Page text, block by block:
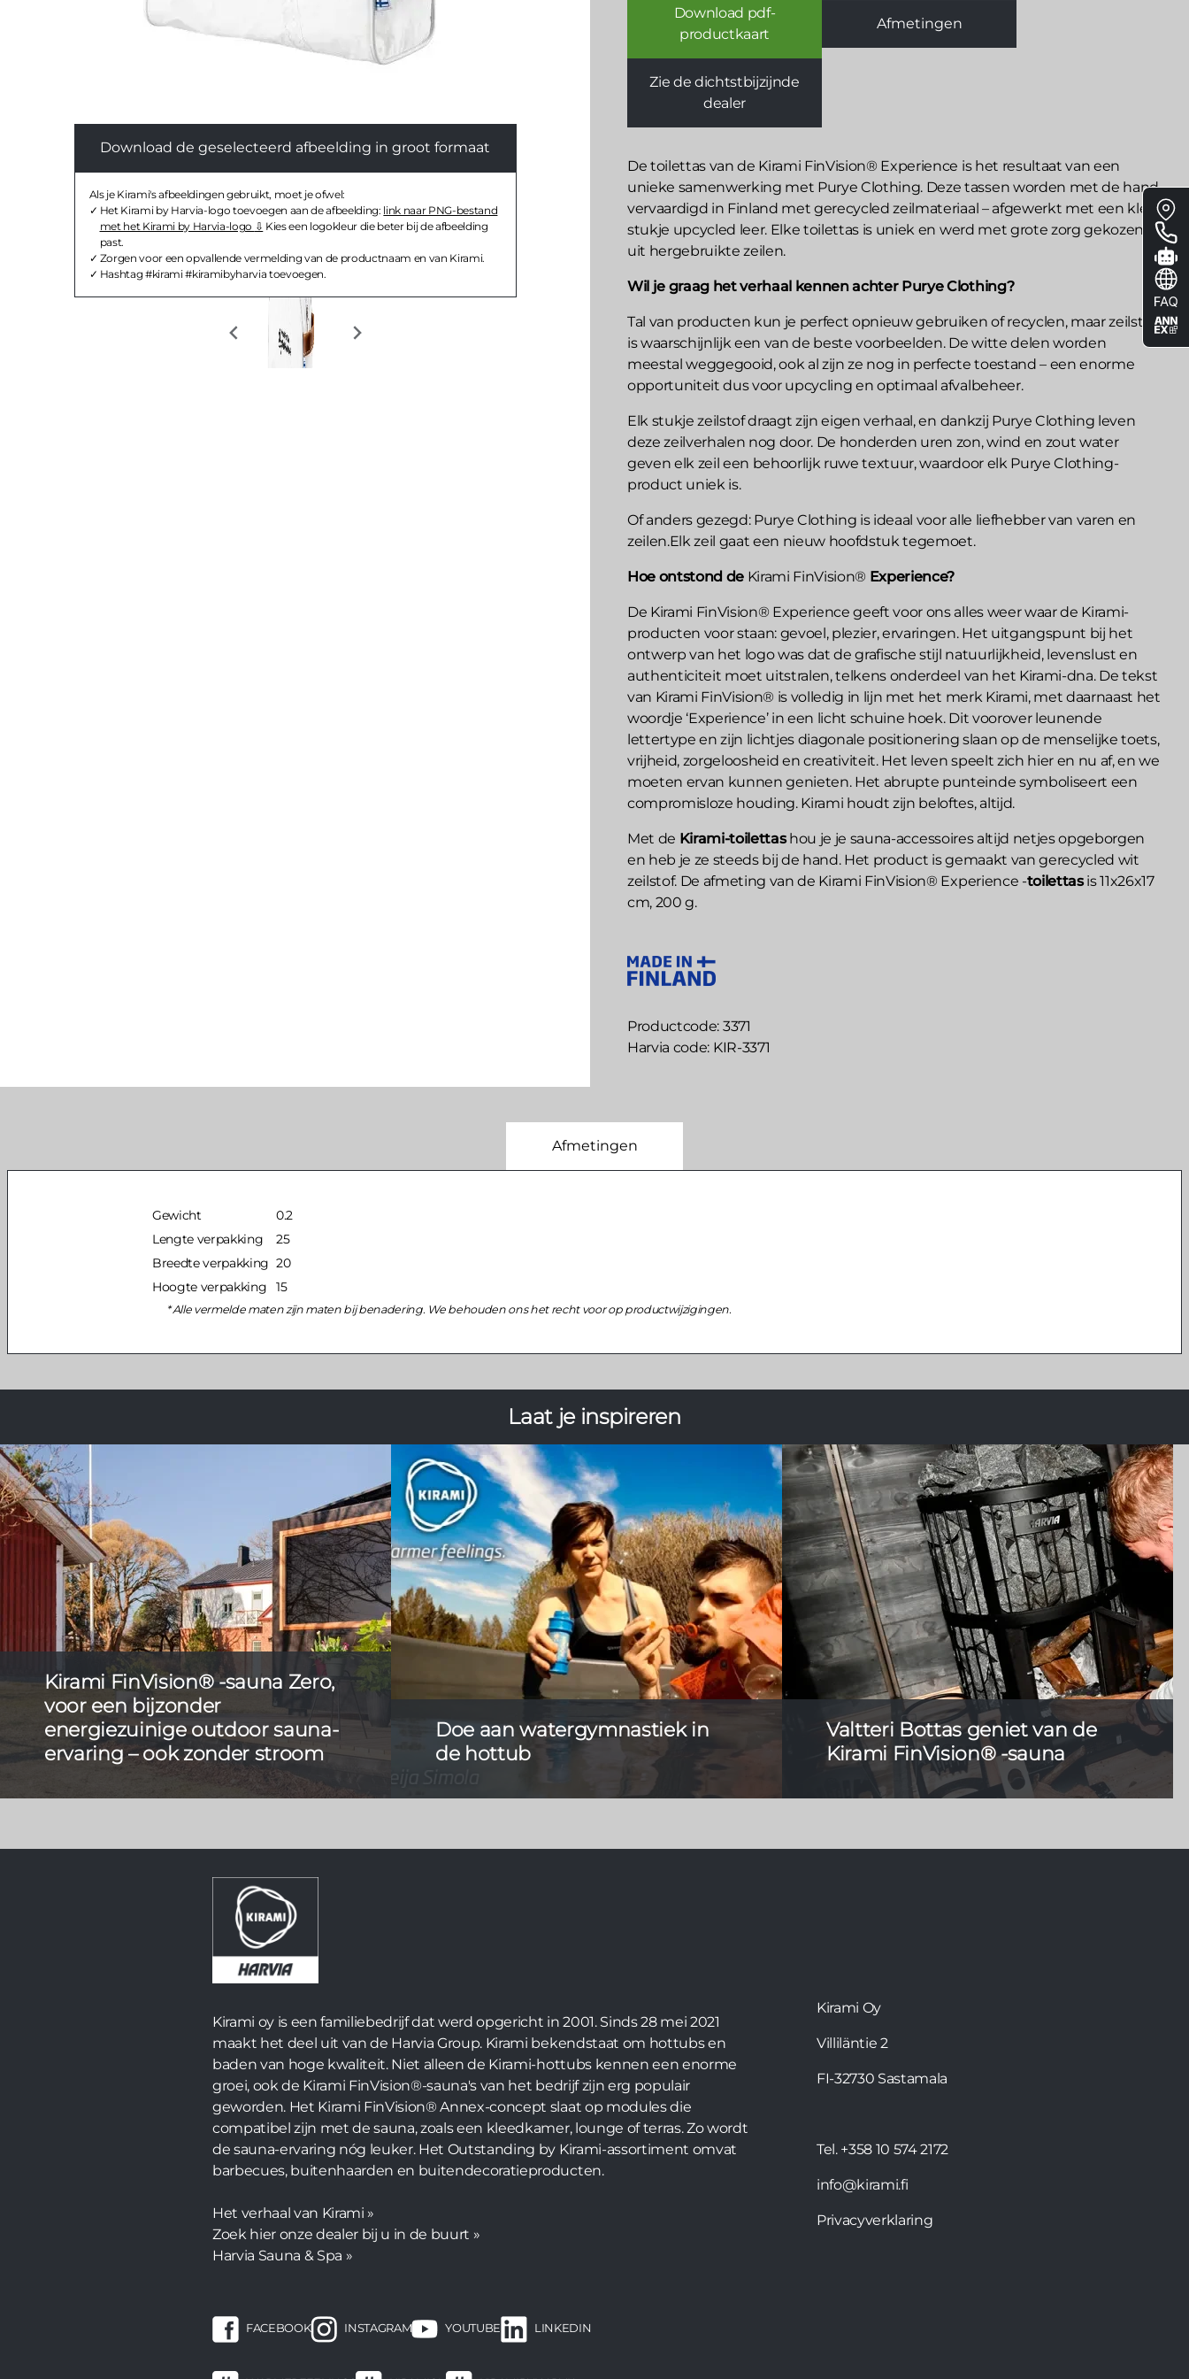
Download pdf-
productkaart
Afmetingen
Zie de dichtstbijzijnde
dealer
De toilettas van de Kirami FinVision® Experience is het resultaat van een
unieke samenwerking met Purye Clothing. Deze tassen worden met de hand
vervaardigd in Finland met gerecycled zeilmateriaal – afgewerkt met een klein
stukje upcycled leer. Elke toilettas is uniek en werd met grote zorg gekozen
uit hergebruikte zeilen.
Wil je graag het verhaal kennen achter Purye Clothing?
Tal van producten kun je perfect opnieuw gebruiken of recyclen, maar zeilstof
is waarschijnlijk een van de beste voorbeelden. De witte delen worden
meestal weggegooid, ook al zijn ze nog in perfecte toestand – een enorme
opportuniteit dus voor upcycling en optimaal afvalbeheer.
Elk stukje zeilstof draagt zijn eigen verhaal, en dankzij Purye Clothing leven
deze zeilverhalen nog door. De honderden uren zon, wind en zout water
geven elk zeil een behoorlijk ruwe textuur, waardoor elk Purye Clothing-
product uniek is.
Of anders gezegd: Purye Clothing is ideaal voor alle liefhebber van varen en
zeilen.Elk zeil gaat een nieuw hoofdstuk tegemoet.
Hoe ontstond de Kirami FinVision® Experience?
De Kirami FinVision® Experience geeft voor ons alles weer waar de Kirami-
producten voor staan: gevoel, plezier, ervaringen. Het uitgangspunt bij het
ontwerp van het logo was dat de grafische stijl natuurlijkheid, levenslust en
authenticiteit moet uitstralen, telkens onderdeel van het Kirami-dna. De tekst
van Kirami FinVision® is volledig in lijn met het merk Kirami, met daarnaast het
woordje ‘Experience’ in een licht schuine hoek. Dit voorover leunende
lettertype en zijn lichtjes diagonale positionering slaan op de menselijke toets,
vrijheid, zorgeloosheid en creativiteit. Het leven speelt zich hier en nu af, en we
moeten ervan kunnen genieten. Het abrupte punteinde symboliseert een
compromisloze houding. Kirami houdt zijn beloftes, altijd.
Met de Kirami-toilettashou je je sauna-accessoires altijd netjes opgeborgen
en heb je ze steeds bij de hand. Het product is gemaakt van gerecycled wit
zeilstof. De afmeting van de Kirami FinVision® Experience -toilettasis 11x26x17
cm, 200 g.
Productcode 3371
Harvia code KIR-3371
Download de geselecteerd afbeelding in groot formaat
Als je Kirami's afbeeldingen gebruikt, moet je ofwel:
Het Kirami by Harvia-logo toevoegen aan de afbeelding: link naar PNG-bestand
met het Kirami by Harvia-logo
Kies een logokleur die beter bij de afbeelding
past.
Zorgen voor een opvallende vermelding van de productnaam en van Kirami.
Hashtag #kirami #kiramibyharvia toevoegen.
Afmetingen
Gewicht
0.2
Lengte verpakking
25
Breedte verpakking 20
Hoogte verpakking
15
Alle vermelde maten zijn maten bij benadering. We behouden ons het recht voor op productwijzigingen.
Laat je inspireren
Kirami FinVision® -sauna Zero,
voor een bijzonder
energiezuinige outdoor sauna-
ervaring – ook zonder stroom
De eerste autonome elektrische sauna zonder
praktische en visuele aanpassingen.
Doe aan watergymnastiek in
de hottub
Baden in de hottub is een prima manier om te
Valtteri Bottas geniet van de
Kirami FinVision® -sauna
F1-piloot Valtteri Bottaswoont al sinds 2013 in
Kirami oy is een familiebedrijf dat werd opgericht in 2001. Sinds 28 mei 2021
maakt het deel uit van de Harvia Group. Kirami bekendstaat om hottubs en
baden van hoge kwaliteit. Niet alleen de Kirami-hottubs kennen een enorme
groei, ook de Kirami FinVision®-sauna's van het bedrijf zijn erg populair
geworden. Het Kirami FinVision® Annex-concept slaat op modules die
compatibel zijn met de sauna, zoals een kleedkamer, lounge of terras. Zo wordt
de sauna-ervaring nóg leuker. Het Outstanding by Kirami-assortiment omvat
barbecues, buitenhaarden en buitendecoratieproducten.
Het verhaal van Kirami »
Zoek hier onze dealer bij u in de buurt »
Harvia Sauna & Spa »
Kirami Oy
Villiläntie 2
FI-32730 Sastamala
Tel. +358 10 574 2172
info@kirami.fi
Privacyverklaring
FACEBOOK INSTAGRAM YOUTUBE LINKEDIN